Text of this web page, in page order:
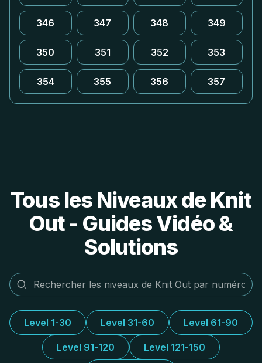
346 347 348 349
350 351 352 353
354 355 356 357
Tous les Niveaux de Knit
Out - Guides Vidéo &
Solutions
Level 1-30 Level 31-60 Level 61-90
Level 91-120 Level 121-150